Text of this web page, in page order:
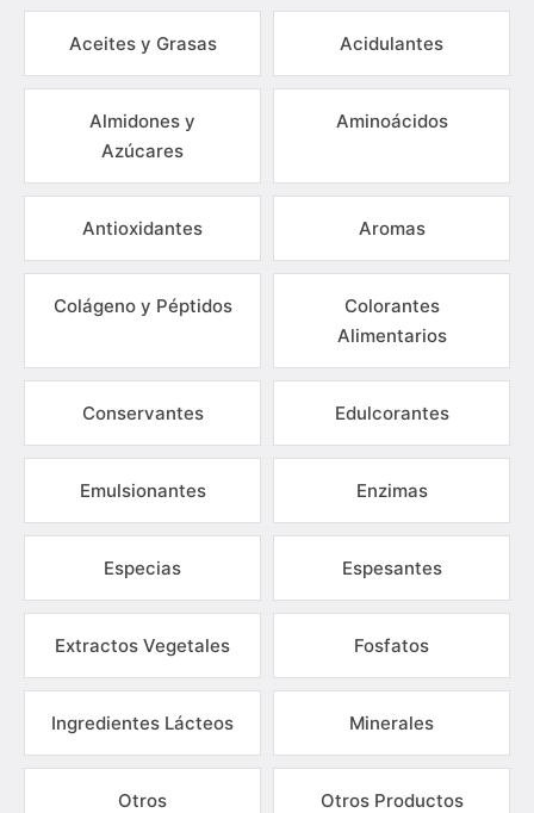
Aceites y Grasas Acidulantes
Almidones y
Azúcares
Aminoácidos
Antioxidantes Aromas
Colágeno y Péptidos
Colorantes
Alimentarios
Conservantes Edulcorantes
Emulsionantes Enzimas
Especias Espesantes
Extractos Vegetales Fosfatos
Ingredientes Lácteos Minerales
Otros
Otros Productos